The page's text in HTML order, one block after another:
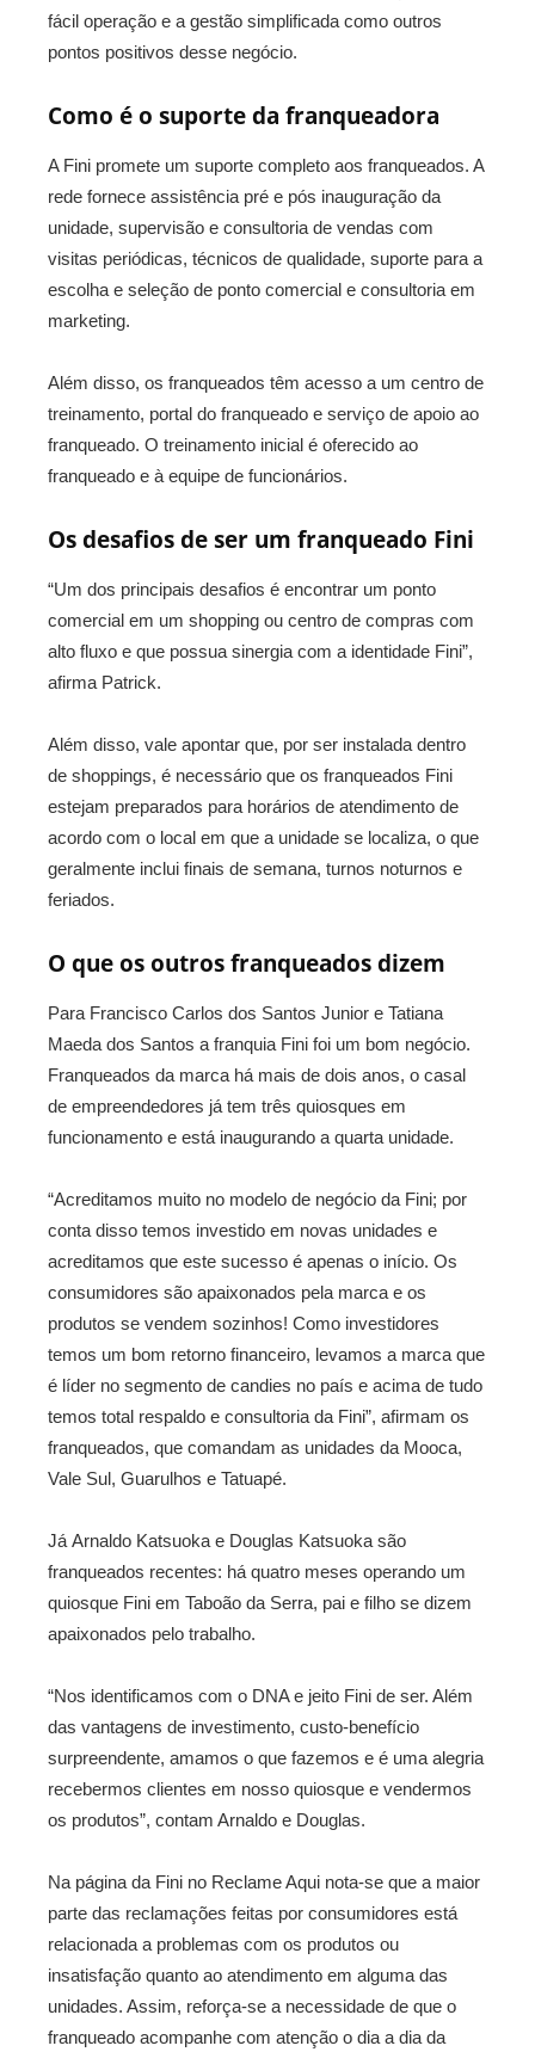
fácil operação e a gestão simplificada como outros
pontos positivos desse negócio.
Como é o suporte da franqueadora
A Fini promete um suporte completo aos franqueados. A
rede fornece assistência pré e pós inauguração da
unidade, supervisão e consultoria de vendas com
visitas periódicas, técnicos de qualidade, suporte para a
escolha e seleção de ponto comercial e consultoria em
marketing.
Além disso, os franqueados têm acesso a um centro de
treinamento, portal do franqueado e serviço de apoio ao
franqueado. O treinamento inicial é oferecido ao
franqueado e à equipe de funcionários.
Os desafios de ser um franqueado Fini
“Um dos principais desafios é encontrar um ponto
comercial em um shopping ou centro de compras com
alto fluxo e que possua sinergia com a identidade Fini”,
afirma Patrick.
Além disso, vale apontar que, por ser instalada dentro
de shoppings, é necessário que os franqueados Fini
estejam preparados para horários de atendimento de
acordo com o local em que a unidade se localiza, o que
geralmente inclui finais de semana, turnos noturnos e
feriados.
O que os outros franqueados dizem
Para Francisco Carlos dos Santos Junior e Tatiana
Maeda dos Santos a franquia Fini foi um bom negócio.
Franqueados da marca há mais de dois anos, o casal
de empreendedores já tem três quiosques em
funcionamento e está inaugurando a quarta unidade.
“Acreditamos muito no modelo de negócio da Fini; por
conta disso temos investido em novas unidades e
acreditamos que este sucesso é apenas o início. Os
consumidores são apaixonados pela marca e os
produtos se vendem sozinhos! Como investidores
temos um bom retorno financeiro, levamos a marca que
é líder no segmento de candies no país e acima de tudo
temos total respaldo e consultoria da Fini”, afirmam os
franqueados, que comandam as unidades da Mooca,
Vale Sul, Guarulhos e Tatuapé.
Já Arnaldo Katsuoka e Douglas Katsuoka são
franqueados recentes: há quatro meses operando um
quiosque Fini em Taboão da Serra, pai e filho se dizem
apaixonados pelo trabalho.
“Nos identificamos com o DNA e jeito Fini de ser. Além
das vantagens de investimento, custo-benefício
surpreendente, amamos o que fazemos e é uma alegria
recebermos clientes em nosso quiosque e vendermos
os produtos”, contam Arnaldo e Douglas.
Na página da Fini no Reclame Aqui nota-se que a maior
parte das reclamações feitas por consumidores está
relacionada a problemas com os produtos ou
insatisfação quanto ao atendimento em alguma das
unidades. Assim, reforça-se a necessidade de que o
franqueado acompanhe com atenção o dia a dia da